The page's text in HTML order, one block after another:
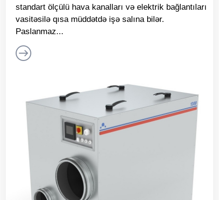
standart ölçülü hava kanalları və elektrik bağlantıları
vasitəsilə qısa müddətdə işə salına bilər.
Paslanmaz...